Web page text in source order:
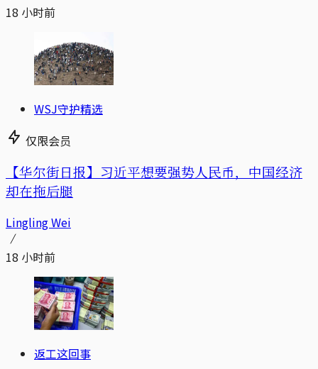
18 小时前
WSJ守护精选
仅限会员
【华尔街日报】习近平想要强势人民币，中国经济
却在拖后腿
Lingling Wei
18 小时前
返工这回事